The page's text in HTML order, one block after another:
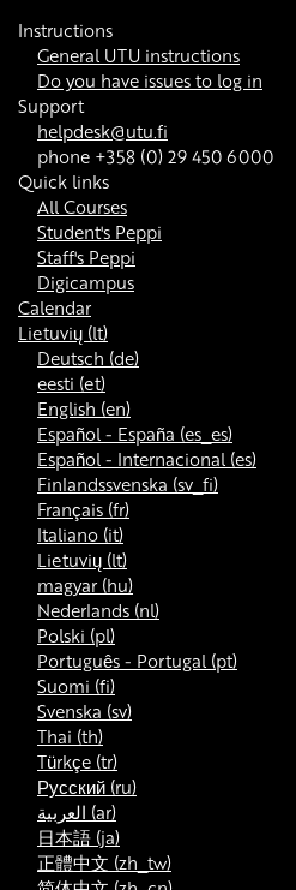
Instructions
General UTU instructions
Do you have issues to log in
Support
helpdesk@utu.fi
phone +358 (0) 29 450 6000
Quick links
All Courses
Student's Peppi
Staff's Peppi
Digicampus
Calendar
Lietuvių ‎(lt)‎
Deutsch ‎(de)‎
eesti ‎(et)‎
English ‎(en)‎
Español - España ‎(es_es)‎
Español - Internacional ‎(es)‎
Finlandssvenska ‎(sv_fi)‎
Français ‎(fr)‎
Italiano ‎(it)‎
Lietuvių ‎(lt)‎
magyar ‎(hu)‎
Nederlands ‎(nl)‎
Polski ‎(pl)‎
Português - Portugal ‎(pt)‎
Suomi ‎(fi)‎
Svenska ‎(sv)‎
Thai ‎(th)‎
Türkçe ‎(tr)‎
Русский ‎(ru)‎
العربية ‎(ar)‎
日本語 ‎(ja)‎
正體中文 ‎(zh_tw)‎